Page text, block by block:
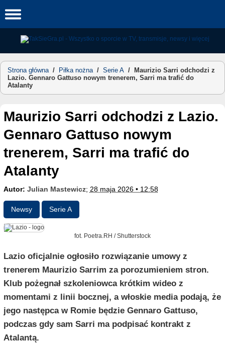
to
Strona główna/ Piłka nożna/ Serie A /
Maurizio Sarri odchodzi z
Lazio. Gennaro Gattuso nowym trenerem, Sarri ma trafić do
Atalanty
Maurizio Sarri odchodzi z Lazio.
Gennaro Gattuso nowym
trenerem, Sarri ma trafić do
Atalanty
Autor: Julian Mastewicz; 28 maja 2026 • 12:58
Newsy Serie A
fot. Poetra.RH / Shutterstock
Lazio oficjalnie ogłosiło rozwiązanie umowy z
trenerem Maurizio Sarrim za porozumieniem stron.
Klub pożegnał szkoleniowca krótkim wideo z
momentami z linii bocznej, a włoskie media podają, że
jego następca w Romie będzie Gennaro Gattuso,
podczas gdy sam Sarri ma podpisać kontrakt z
Atalantą.